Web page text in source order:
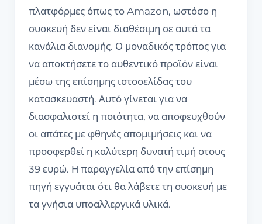
πλατφόρμες όπως το Amazon, ωστόσο η
συσκευή δεν είναι διαθέσιμη σε αυτά τα
κανάλια διανομής. Ο μοναδικός τρόπος για
να αποκτήσετε το αυθεντικό προϊόν είναι
μέσω της επίσημης ιστοσελίδας του
κατασκευαστή. Αυτό γίνεται για να
διασφαλιστεί η ποιότητα, να αποφευχθούν
οι απάτες με φθηνές απομιμήσεις και να
προσφερθεί η καλύτερη δυνατή τιμή στους
39 ευρώ. Η παραγγελία από την επίσημη
πηγή εγγυάται ότι θα λάβετε τη συσκευή με
τα γνήσια υποαλλεργικά υλικά.